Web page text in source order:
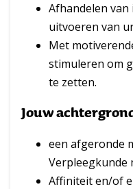
Afhandelen
uitvoeren van
Met
stimuleren om
te zetten.
Jouw
een afgeronde
Verpleegkunde
Affiniteit en/of